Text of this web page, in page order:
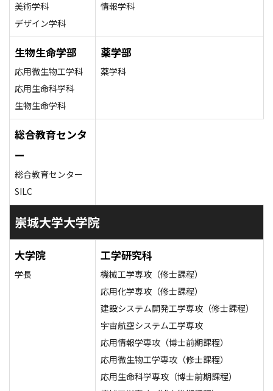
美術学科
デザイン学科
情報学科
生物生命学部
応用微生物工学科
応用生命科学科
生物生命学科
薬学部
薬学科
総合教育センタ
ー
総合教育センター
SILC
崇城大学大学院
大学院
学長
工学研究科
機械工学専攻（修士課程）
応用化学専攻（修士課程）
建設システム開発工学専攻（修士課程）
宇宙航空システム工学専攻
応用情報学専攻（博士前期課程）
応用微生物工学専攻（修士課程）
応用生命科学専攻（博士前期課程）